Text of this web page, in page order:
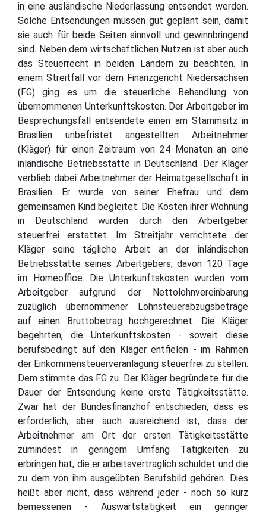
in eine ausländische Niederlassung entsendet werden.
Solche Entsendungen müssen gut geplant sein, damit
sie auch für beide Seiten sinnvoll und gewinnbringend
sind. Neben dem wirtschaftlichen Nutzen ist aber auch
das Steuerrecht in beiden Ländern zu beachten. In
einem Streitfall vor dem Finanzgericht Niedersachsen
(FG) ging es um die steuerliche Behandlung von
übernommenen Unterkunftskosten. Der Arbeitgeber im
Besprechungsfall entsendete einen am Stammsitz in
Brasilien unbefristet angestellten Arbeitnehmer
(Kläger) für einen Zeitraum von 24 Monaten an eine
inländische Betriebsstätte in Deutschland. Der Kläger
verblieb dabei Arbeitnehmer der Heimatgesellschaft in
Brasilien. Er wurde von seiner Ehefrau und dem
gemeinsamen Kind begleitet. Die Kosten ihrer Wohnung
in Deutschland wurden durch den Arbeitgeber
steuerfrei erstattet. Im Streitjahr verrichtete der
Kläger seine tägliche Arbeit an der inländischen
Betriebsstätte seines Arbeitgebers, davon 120 Tage
im Homeoffice. Die Unterkunftskosten wurden vom
Arbeitgeber aufgrund der Nettolohnvereinbarung
zuzüglich übernommener Lohnsteuerabzugsbeträge
auf einen Bruttobetrag hochgerechnet. Die Kläger
begehrten, die Unterkunftskosten - soweit diese
berufsbedingt auf den Kläger entfielen - im Rahmen
der Einkommensteuerveranlagung steuerfrei zu stellen.
Dem stimmte das FG zu. Der Kläger begründete für die
Dauer der Entsendung keine erste Tätigkeitsstätte.
Zwar hat der Bundesfinanzhof entschieden, dass es
erforderlich, aber auch ausreichend ist, dass der
Arbeitnehmer am Ort der ersten Tätigkeitsstätte
zumindest in geringem Umfang Tätigkeiten zu
erbringen hat, die er arbeitsvertraglich schuldet und die
zu dem von ihm ausgeübten Berufsbild gehören. Dies
heißt aber nicht, dass während jeder - noch so kurz
bemessenen - Auswärtstätigkeit ein geringer